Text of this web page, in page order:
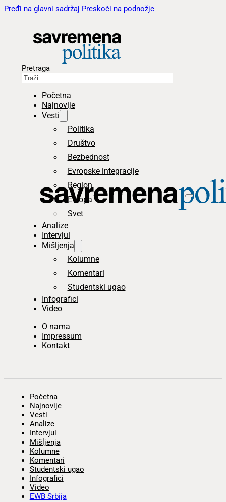
Pređi na glavni sadržaj Preskoči na podnožje
Pretraga
Početna
Najnovije
Vesti
Politika
Društvo
Bezbednost
Evropske integracije
Region
Evropa
Svet
Analize
Intervjui
Mišljenja
Kolumne
Komentari
Studentski ugao
Infografici
Video
O nama
Impressum
Kontakt
Početna
Najnovije
Vesti
Analize
Intervjui
Mišljenja
Kolumne
Komentari
Studentski ugao
Infografici
Video
EWB Srbija